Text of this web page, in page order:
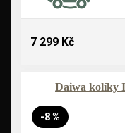
7 299 Kč
Daiwa kolíky
-8 %